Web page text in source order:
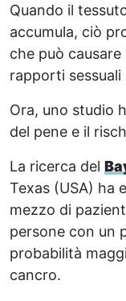
Quando il
accumula, ciò
che può
rapporti
Ora, uno studio
del pene e il
La ricerca del
Texas (USA) ha
mezzo di
persone con un
probabilità
cancro.